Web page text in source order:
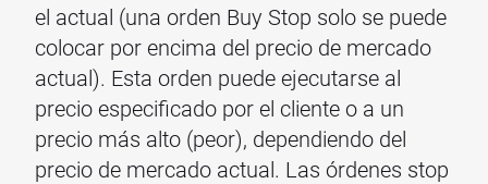
el actual (una orden Buy Stop solo se puede
colocar por encima del precio de mercado
actual). Esta orden puede ejecutarse al
precio especificado por el cliente o a un
precio más alto (peor), dependiendo del
precio de mercado actual. Las órdenes stop